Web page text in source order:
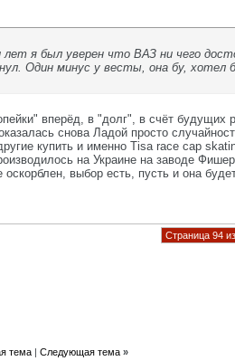
я был уверен что ВАЗ ни чего
Один минус у весты, она бу,
вперёд, в "долг", в счёт будущих
снова Ладой просто
купить и именно Tisa race cap
на Украине на заводе
выбор есть, пусть и она
Страница 94
тема| Следующая тема »